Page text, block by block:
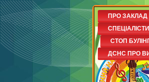
ПРО ЗАКЛАД
СТОП
ДСНС ПРО